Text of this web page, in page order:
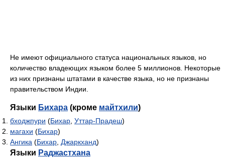
Не имеют официального статуса национальных языков, но
количество владеющих языком более 5 миллионов. Некоторые
из них признаны штатами в качестве языка, но не признаны
правительством Индии.
Языки Бихара (кроме майтхили)
бходжпури (Бихар Уттар-Прадеш)
магахи (Бихар)
Ангика (Бихар Джаркханд)
Языки Раджастхана